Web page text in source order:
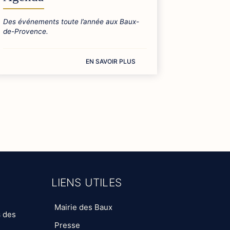
Des événements toute l’année aux Baux-
de-Provence.
EN SAVOIR PLUS
des
LIENS UTILES
Mairie des Baux
Presse